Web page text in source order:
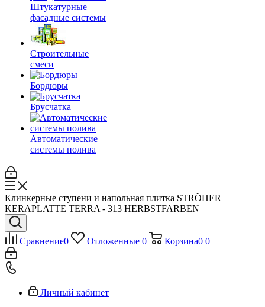
Штукатурные
фасадные системы
Строительные
смеси
Бордюры
Брусчатка
Автоматические
системы полива
Клинкерные ступени и напольная плитка STRÖHER
KERAPLATTE TERRA - 313 HERBSTFARBEN
Сравнение0 Отложенные 0 Корзина0 0
Личный кабинет